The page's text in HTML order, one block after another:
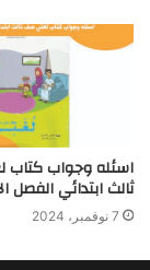
اسئله وجواب
ثالث ابتدائي الفصل
7 نوفمبر، 2024